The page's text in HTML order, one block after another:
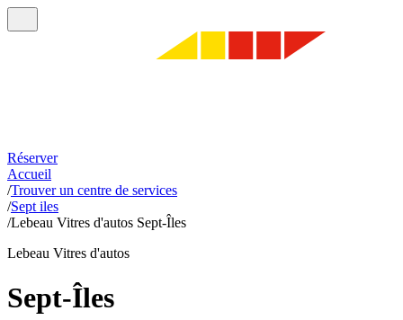
Réserver
Accueil
/Trouver un centre de services
/Sept iles
/Lebeau Vitres d'autos Sept-Îles
Lebeau Vitres d'autos
Sept-Îles